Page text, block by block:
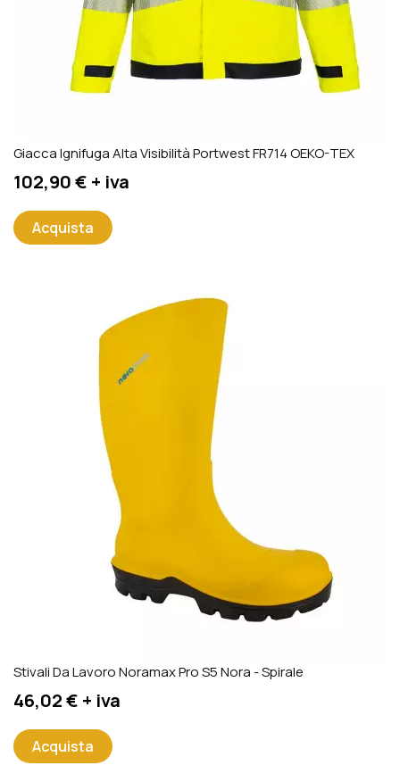
Giacca Ignifuga Alta Visibilità Portwest FR714 OEKO-TEX
Prezzo
102,90 € + iva
Acquista
Stivali Da Lavoro Noramax Pro S5 Nora - Spirale
Prezzo
46,02 € + iva
Acquista